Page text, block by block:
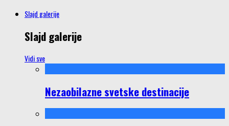
Slajd galerije
Slajd galerije
Vidi sve
Nezaobilazne svetske destinacije